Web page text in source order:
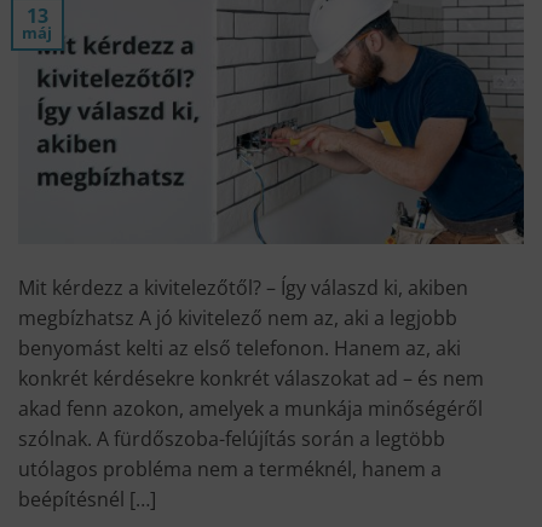
13
máj
Mit kérdezz a kivitelezőtől? – Így válaszd ki, akiben
megbízhatsz A jó kivitelező nem az, aki a legjobb
benyomást kelti az első telefonon. Hanem az, aki
konkrét kérdésekre konkrét válaszokat ad – és nem
akad fenn azokon, amelyek a munkája minőségéről
szólnak. A fürdőszoba-felújítás során a legtöbb
utólagos probléma nem a terméknél, hanem a
beépítésnél […]